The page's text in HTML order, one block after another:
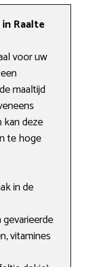
Raalte
voor uw
maaltijd
deze
te hoge
in de
vitamines